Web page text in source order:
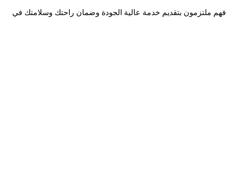
ملتزمون بتقديم خدمة عالية الجودة وضمان راحتك وسلامتك في